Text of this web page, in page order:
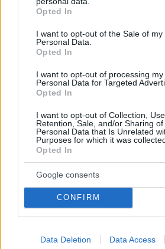
grant or deny consent to Google and
use your data for below specified
consent section.
Opted In
I want to opt-out of the Sale of my
Personal Data.
Opted In
I want to opt-out of processing my
Personal Data for Targeted
Opted In
I want to opt-out of Collection, Use,
Retention, Sale, and/or Sharing of
Personal Data that Is Unrelated
Purposes for which it was
Opted In
Google consents
CONFIRM
Data Deletion Data Access
Εθνική Τράπεζα: Η κορυφαία επιλογή
μεγάλων έργων
30.07.2026, 15:25
Διασκεδάζουμε υπεύθυνα,
29.07.2026, 09:39
ΡΟΗ ΕΙΔΗΣΕΩΝ
Ειδήσεις Δημοφιλή
Πάνω από 1.300 πτήσεις
τυφώνα Dolphin - Μαζικές
πριν 25 λεπτά
Linktour ALUMI: Το έξυπνο